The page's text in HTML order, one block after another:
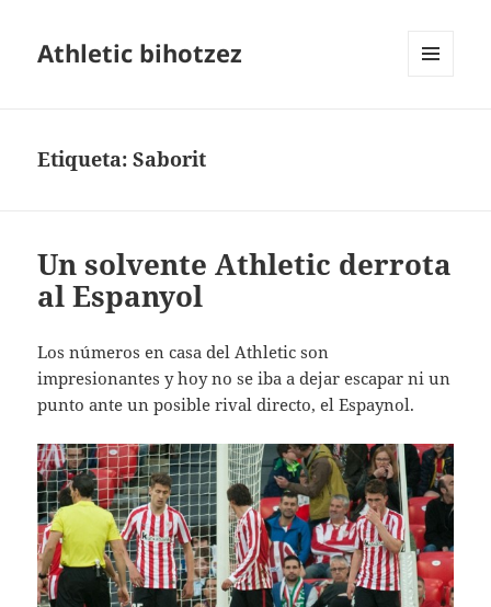
Athletic bihotzez
Etiqueta:Saborit
Un solvente Athletic derrota
al Espanyol
Los números en casa del Athletic son
impresionantes y hoy no se iba a dejar escapar ni un
punto ante un posible rival directo, el Espaynol.